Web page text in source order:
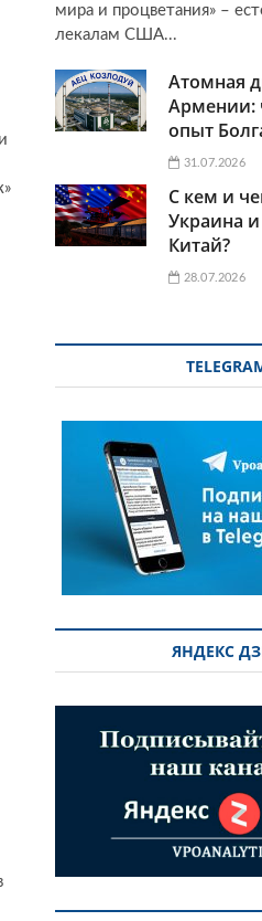
мира и процветания» –
лекалам США...
Атомная
Армении:
опыт
31.07.2026
С кем и
Украина
Китай?
28.07.2026
ЯНДЕКС